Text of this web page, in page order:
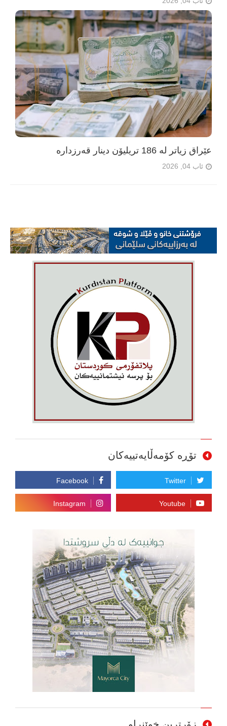
عێراق زیاتر لە 186 تریلیۆن دینار قەرزدارە
ئاب 04, 2026
تۆڕە کۆمەڵایەتییەکان